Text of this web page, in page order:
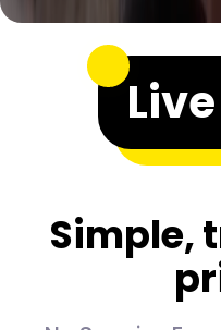
Simple,